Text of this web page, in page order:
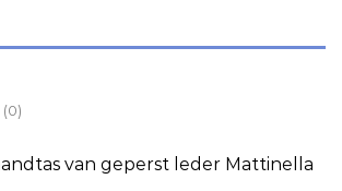
(0)
van geperst leder Mattinella